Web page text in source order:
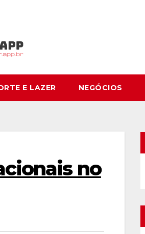
E LAZER NEGÓCIOS
no